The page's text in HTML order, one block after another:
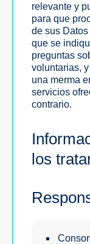
relevante y
para que
de sus
que se
preguntas
voluntarias,
una merma
servicios
contrario.
los